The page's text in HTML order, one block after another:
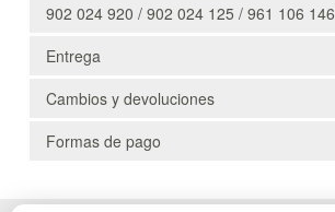
902 024 920 / 902 024 125 / 961 106 146
Entrega
Cambios y devoluciones
Formas de pago